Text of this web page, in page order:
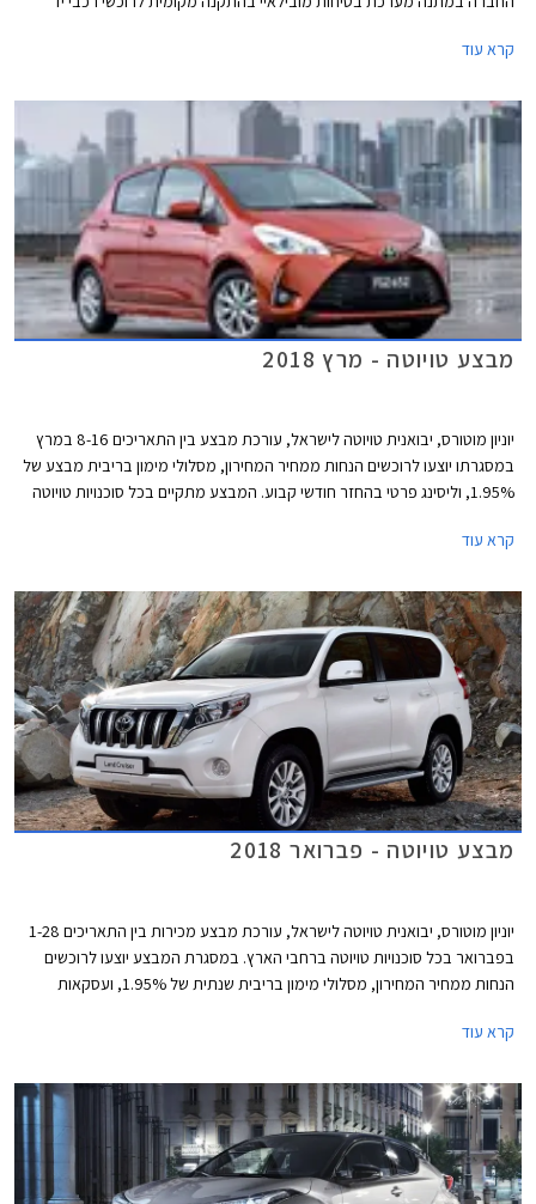
קרא עוד
מבצע טויוטה - מרץ 2018
יוניון מוטורס, יבואנית טויוטה לישראל, עורכת מבצע בין התאריכים 8-16 במרץ
במסגרתו יוצעו לרוכשים הנחות ממחיר המחירון, מסלולי מימון בריבית מבצע של
1.95%, וליסינג פרטי בהחזר חודשי קבוע. המבצע מתקיים בכל סוכנויות טויוטה
15:00.
קרא עוד
מבצע טויוטה - פברואר 2018
יוניון מוטורס, יבואנית טויוטה לישראל, עורכת מבצע מכירות בין התאריכים 1-28
בפברואר בכל סוכנויות טויוטה ברחבי הארץ. במסגרת המבצע יוצעו לרוכשים
הנחות ממחיר המחירון, מסלולי מימון בריבית שנתית של 1.95%, ועסקאות
קרא עוד